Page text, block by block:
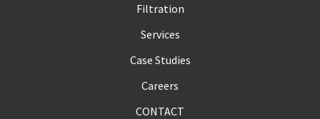
Filtration
Services
Case Studies
Careers
CONTACT